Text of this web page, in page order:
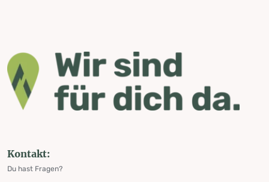
Kontakt:
Du hast Fragen?